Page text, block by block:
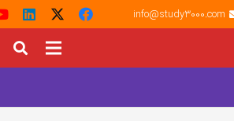
info@study3000.com